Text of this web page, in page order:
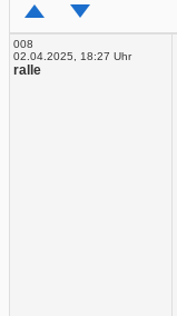
008
02.04.2025, 18:27 Uhr
ralle